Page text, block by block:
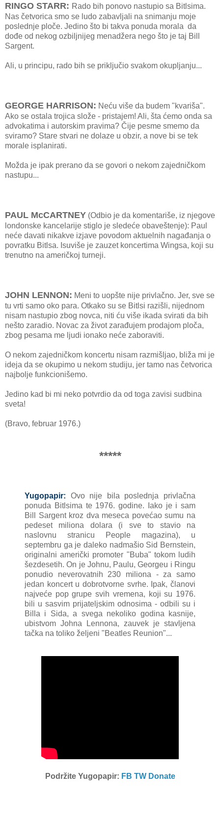
RINGO STARR: Rado bih ponovo nastupio sa Bitlsima.
Nas četvorica smo se ludo zabavljali na snimanju moje
poslednje ploče. Jedino što bi takva ponuda morala da
dođe od nekog ozbiljnijeg menadžera nego što je taj Bill
Sargent.
Ali, u principu, rado bih se priključio svakom okupljanju...
GEORGE HARRISON: Neću više da budem "kvariša".
Ako se ostala trojica slože - pristajem! Ali, šta ćemo onda sa
advokatima i autorskim pravima? Čije pesme smemo da
sviramo? Stare stvari ne dolaze u obzir, a nove bi se tek
morale isplanirati.
Možda je ipak prerano da se govori o nekom zajedničkom
nastupu...
PAUL McCARTNEY (Odbio je da komentariše, iz njegove
londonske kancelarije stiglo je sledeće obaveštenje): Paul
neće davati nikakve izjave povodom aktuelnih nagađanja o
povratku Bitlsa. Isuviše je zauzet koncertima Wingsa, koji su
trenutno na američkoj turneji.
JOHN LENNON: Meni to uopšte nije privlačno. Jer, sve se
tu vrti samo oko para. Otkako su se Bitlsi razišli, nijednom
nisam nastupio zbog novca, niti ću više ikada svirati da bih
nešto zaradio. Novac za život zarađujem prodajom ploča,
zbog pesama me ljudi ionako neće zaboraviti.
O nekom zajedničkom koncertu nisam razmišljao, bliža mi je
ideja da se okupimo u nekom studiju, jer tamo nas četvorica
najbolje funkcionišemo.
Jedino kad bi mi neko potvrdio da od toga zavisi sudbina
sveta!
(Bravo, februar 1976.)
*****
Yugopapir: Ovo nije bila poslednja privlačna
ponuda Bitlsima te 1976. godine. Iako je i sam
Bill Sargent kroz dva meseca povećao sumu na
pedeset miliona dolara (i sve to stavio na
naslovnu stranicu People magazina), u
septembru ga je daleko nadmašio Sid Bernstein,
originalni američki promoter "Buba" tokom ludih
šezdesetih. On je Johnu, Paulu, Georgeu i Ringu
ponudio neverovatnih 230 miliona - za samo
jedan koncert u dobrotvorne svrhe. Ipak, članovi
najveće pop grupe svih vremena, koji su 1976.
bili u sasvim prijateljskim odnosima - odbili su i
Billa i Sida, a svega nekoliko godina kasnije,
ubistvom Johna Lennona, zauvek je stavljena
tačka na toliko željeni "Beatles Reunion"...
Podržite Yugopapir: FB TW Donate